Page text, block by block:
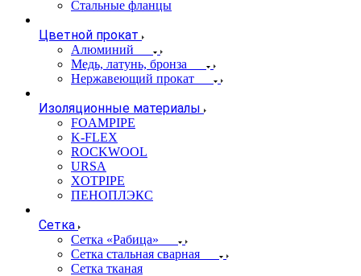
Стальные фланцы
Цветной прокат
Алюминий
Медь, латунь, бронза
Нержавеющий прокат
Изоляционные материалы
FOAMPIPE
K-FLEX
ROCKWOOL
URSA
XOTPIPE
ПЕНОПЛЭКС
Сетка
Сетка «Рабица»
Сетка стальная сварная
Сетка тканая